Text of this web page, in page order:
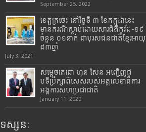
September 25, 2022
ខេត្តក្រចេះ នៅថ្ងៃទី ៣ ខែកក្កដានេះ
មានករណីស្លាប់ដោយសារជំងឺកូវីដ-១៩
ចំនួន ០១នាក់ ជាបុរសជនជាតិខ្មែរអាយុ
៨៣ឆ្នាំ
July 3, 2021
សម្តេចតេជោ ហ៊ុន សែន អញ្ជើញជួ
បទីប្រឹក្សាពិសេសរបស់អគ្គលេខាធិការ
អង្គការសហប្រជាជាតិ
January 11, 2020
ទស្សនៈ